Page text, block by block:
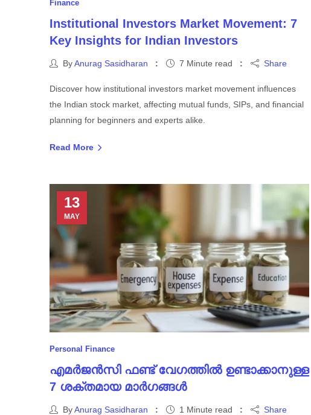
Finance
Institutional Investors Market Movement: 7
Key Insights for Indian Investors
ByAnurag Sasidharan 7 Minute read Share
Discover how institutional investors market movement influences
the Indian stock market, affecting mutual funds, SIPs, and financial
planning for beginners and experts alike.
Read More
13
MAY
Personal Finance
എമർജൻസി ഫണ്ട് വേഗത്തിൽ ഉണ്ടാക്കാനുള്ള
7 ശക്തമായ മാർഗങ്ങൾ
ByAnurag Sasidharan 1 Minute read Share